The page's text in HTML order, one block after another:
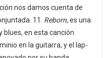
nos damos cuenta de
11. Reborn, es una
blues, en esta canción
en la guitarra, y el lap-